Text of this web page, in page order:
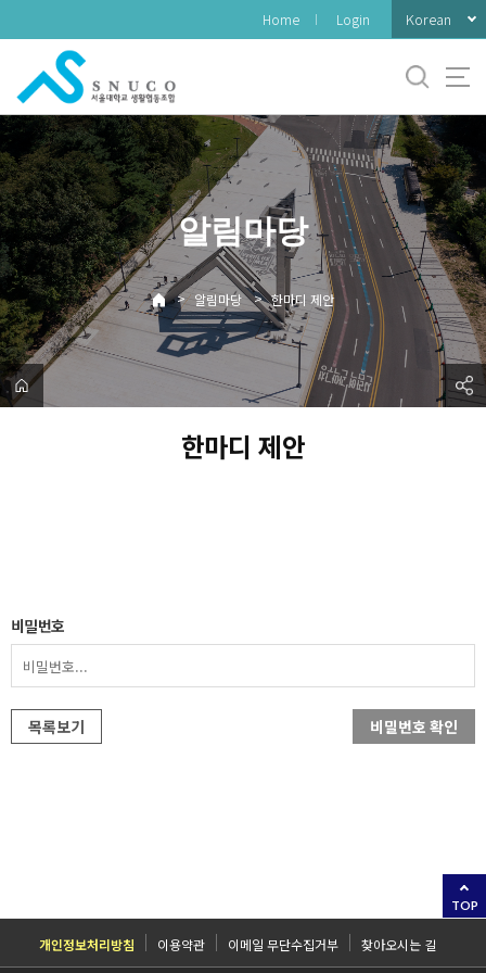
로
메
뉴
Home Login Korean
알림마당
> 알림마당 > 한마디 제안
한마디 제안
비밀번호
목록보기 비밀번호 확인
TOP
개인정보처리방침 이용약관 이메일 무단수집거부 찾아오시는 길